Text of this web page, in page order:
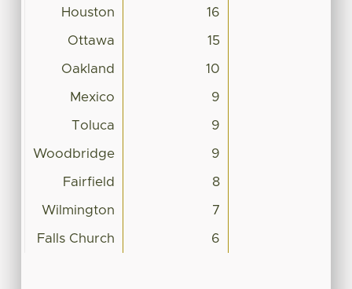
Houston 16
Ottawa 15
Oakland 10
Mexico 9
Toluca 9
Woodbridge 9
Fairfield 8
Wilmington 7
Falls Church 6